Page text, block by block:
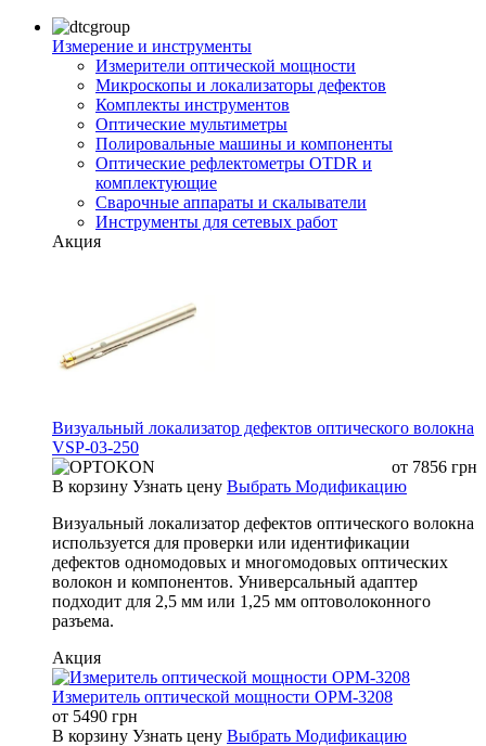
Измерение и инструменты
Измерители оптической мощности
Микроскопы и локализаторы дефектов
Комплекты инструментов
Оптические мультиметры
Полировальные машины и компоненты
Оптические рефлектометры OTDR и
комплектующие
Сварочные аппараты и скалыватели
Инструменты для сетевых работ
Акция
Визуальный локализатор дефектов оптического волокна
VSP-03-250
от 7856 грн
В корзину Узнать цену Выбрать Модификацию
Визуальный локализатор дефектов оптического волокна
используется для проверки или идентификации
дефектов одномодовых и многомодовых оптических
волокон и компонентов. Универсальный адаптер
подходит для 2,5 мм или 1,25 мм оптоволоконного
разъема.
Акция
Измеритель оптической мощности OPM-3208
от 5490 грн
В корзину Узнать цену Выбрать Модификацию